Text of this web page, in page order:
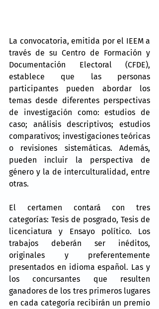
La convocatoria, emitida por el IEEM a
través de su Centro de Formación y
Documentación Electoral (CFDE),
establece que las personas
participantes pueden abordar los
temas desde diferentes perspectivas
de investigación como: estudios de
caso; análisis descriptivos; estudios
comparativos; investigaciones teóricas
o revisiones sistemáticas. Además,
pueden incluir la perspectiva de
género y la de interculturalidad, entre
otras.
El certamen contará con tres
categorías: Tesis de posgrado, Tesis de
licenciatura y Ensayo político. Los
trabajos deberán ser inéditos,
originales y preferentemente
presentados en idioma español. Las y
los concursantes que resulten
ganadores de los tres primeros lugares
en cada categoría recibirán un premio